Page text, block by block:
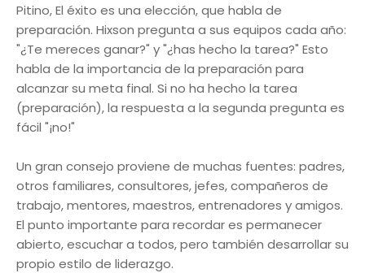
Pitino, El éxito es una elección, que habla de
preparación. Hixson pregunta a sus equipos cada año:
"¿Te mereces ganar?" y "¿has hecho la tarea?" Esto
habla de la importancia de la preparación para
alcanzar su meta final. Si no ha hecho la tarea
(preparación), la respuesta a la segunda pregunta es
fácil "¡no!"
Un gran consejo proviene de muchas fuentes: padres,
otros familiares, consultores, jefes, compañeros de
trabajo, mentores, maestros, entrenadores y amigos.
El punto importante para recordar es permanecer
abierto, escuchar a todos, pero también desarrollar su
propio estilo de liderazgo.